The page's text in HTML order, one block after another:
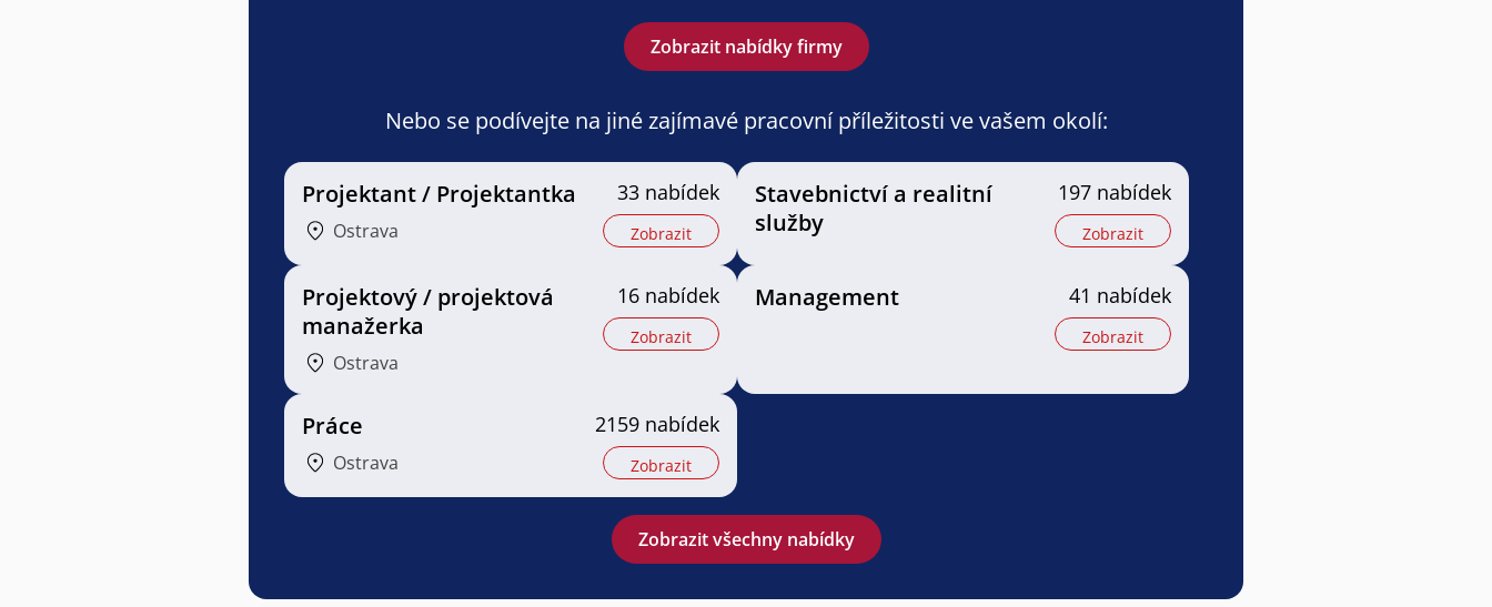
Zobrazit nabídky firmy
Nebo se podívejte na jiné zajímavé pracovní příležitosti ve vašem okolí:
Projektant / Projektantka
Ostrava
33 nabídek
Zobrazit
Stavebnictví a realitní
služby
197 nabídek
Zobrazit
Projektový / projektová
manažerka
Ostrava
16 nabídek
Zobrazit
Management 41 nabídek
Zobrazit
Práce
Ostrava
2159 nabídek
Zobrazit
Zobrazit všechny nabídky